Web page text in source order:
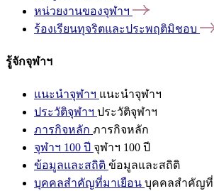
หน่วยงานของจุฬาฯ
ร้องเรียนทุจริตและประพฤติมิชอบ
รู้จักจุฬาฯ
แนะนำจุฬาฯ แนะนำจุฬาฯ
ประวัติจุฬาฯ ประวัติจุฬาฯ
ภารกิจหลัก ภารกิจหลัก
จุฬาฯ 100 ปี จุฬาฯ 100 ปี
ข้อมูลและสถิติ ข้อมูลและสถิติ
บุคคลสำคัญที่มาเยือน บุคคลสำคัญที่